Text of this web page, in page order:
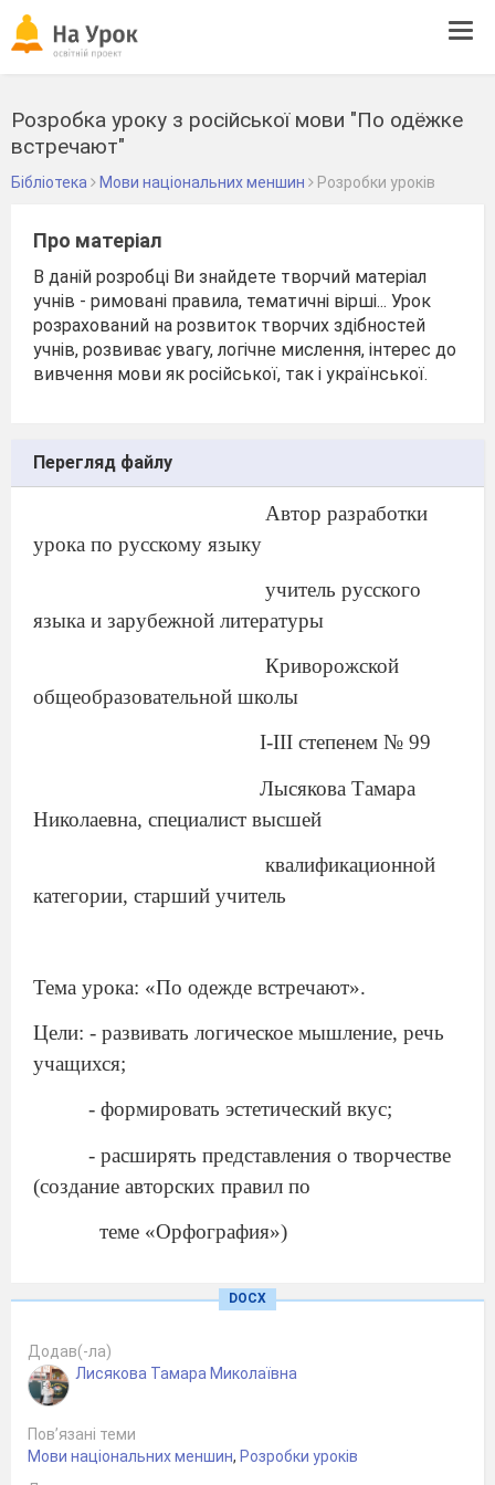
Розробка уроку з російської мови "По одёжке
встречают"
Бібліотека Мови національних меншин Розробки уроків
Про матеріал
В даній розробці Ви знайдете творчий матеріал
учнів - римовані правила, тематичні вірші... Урок
розрахований на розвиток творчих здібностей
учнів, розвиває увагу, логічне мислення, інтерес до
вивчення мови як російської, так і української.
Перегляд файлу
Автор разработки
урока по русскому языку
учитель русского
языка и зарубежной литературы
Криворожской
общеобразовательной школы
І-ІІІ степенем № 99
Лысякова Тамара
Николаевна, специалист высшей
квалификационной
категории, старший учитель
Тема урока: «По одежде встречают».
Цели: - развивать логическое мышление, речь
учащихся;
- формировать эстетический вкус;
- расширять представления о творчестве
(создание авторских правил по
теме «Орфография»)
Иллюстрации с рисунками различных
элементов одежды и фасонов, электронная
презентация.
русского языка (комбинированный урок).
DOCX
Додав(-ла)
Лисякова Тамара Миколаївна
Пов’язані теми
Мови національних меншин, Розробки уроків